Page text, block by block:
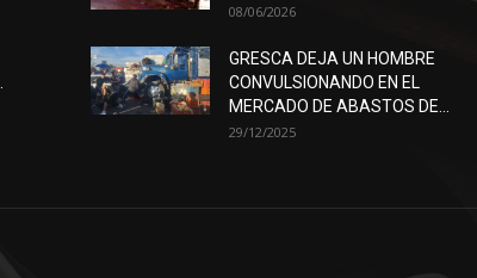
08/06/2026
GRESCA DEJA UN HOMBRE
CONVULSIONANDO EN EL
MERCADO DE ABASTOS DE...
29/12/2025